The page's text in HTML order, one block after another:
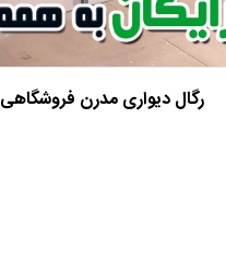
رگال دیواری مدرن فروشگاهی